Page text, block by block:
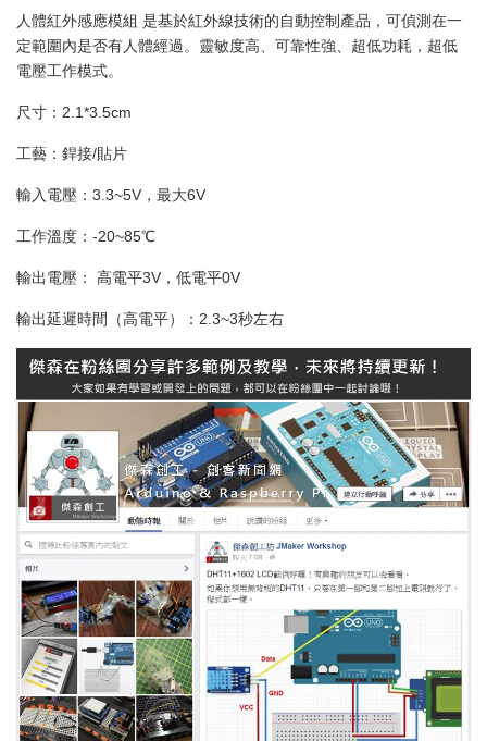
人體紅外感應模組 是基於紅外線技術的自動控制產品，可偵測在一
定範圍內是否有人體經過。靈敏度高、可靠性強、超低功耗，超低
電壓工作模式。
尺寸：2.1*3.5cm
工藝：銲接/貼片
輸入電壓：3.3~5V，最大6V
工作溫度：-20~85℃
輸出電壓： 高電平3V，低電平0V
輸出延遲時間（高電平）：2.3~3秒左右